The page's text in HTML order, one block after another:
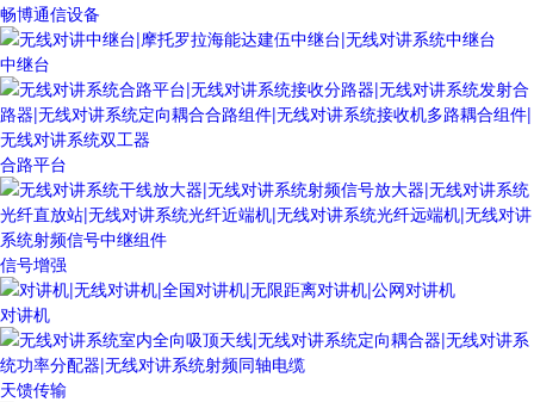
畅博通信设备
中继台
合路平台
信号增强
对讲机
天馈传输